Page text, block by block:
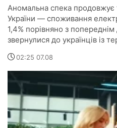
Аномальна спека продовжує
України — споживання
1,4% порівняно з
звернулися до українців із
02:25 07.08